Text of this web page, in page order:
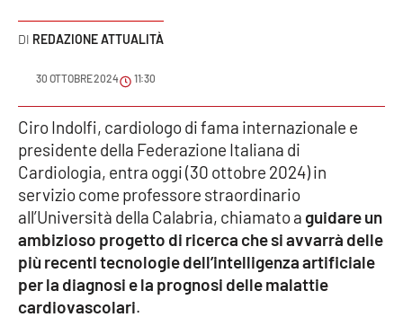
Podcast
Meteo
Editoriali
VIDEO
Ambiente
Cronaca
REDAZIONE ATTUALITÀ
30 OTTOBRE 2024 11:30
Ciro Indolfi, cardiologo di fama internazionale e
presidente della Federazione Italiana di
Cardiologia, entra oggi (30 ottobre 2024) in
servizio come professore straordinario
all’Università della Calabria, chiamato a guidare un
ambizioso progetto di ricerca che si avvarrà delle
più recenti tecnologie dell’intelligenza artificiale
per la diagnosi e la prognosi delle malattie
cardiovascolari.